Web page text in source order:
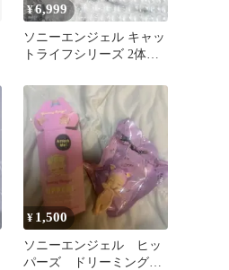
¥6,999
ソニーエンジェル キャッ
トライフシリーズ 2体セ
¥ 1,500
ソニーエンジェル ヒッ
パーズ ドリーミングシ